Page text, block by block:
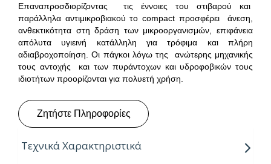
Επαναπροσδιορίζοντας τις έννοιες του στιβαρού και
παράλληλα αντιμικροβιακού το compact προσφέρει άνεση,
ανθεκτικότητα στη δράση των μικροοργανισμών, επιφάνεια
απόλυτα υγιεινή κατάλληλη για τρόφιμα και πλήρη
αδιαβροχοποίηση. Οι πάγκοι λόγω της ανώτερης μηχανικής
τους αντοχής και των πυράντοχων και υδροφοβικών τους
ιδιοτήτων προορίζονται για πολυετή χρήση.
Ζητήστε Πληροφορίες
Τεχνικά Χαρακτηριστικά